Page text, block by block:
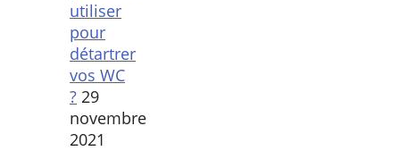
utiliser
pour
détartrer
vos WC
? 29
novembre
2021